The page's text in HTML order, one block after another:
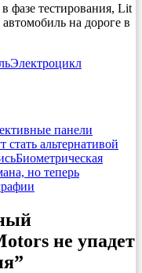
фазе тестирования, Lit
на дороге в
Электроцикл
панели
альтернативой
Биометрическая
но теперь
не упадет